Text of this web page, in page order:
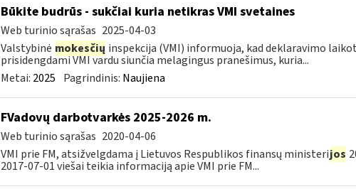
Būkite budrūs - sukčiai kuria netikras VMI svetaines
Web turinio sąrašas 2025-04-03
Valstybinė mokesčių inspekcija (VMI) informuoja, kad deklaravimo
prisidengdami VMI vardu siunčia melagingus pranešimus, kuria...
Metai: 2025 Pagrindinis: Naujiena
FVadovų darbotvarkės 2025-2026 m.
Web turinio sąrašas 2020-04-06
VMI prie FM, atsižvelgdama į Lietuvos Respublikos finansų ministerijos
2017-07-01 viešai teikia informaciją apie VMI prie FM...